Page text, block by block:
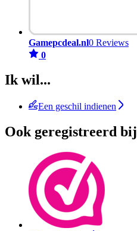
Gamepcdeal.nl0 Reviews
0
Ik wil...
Een geschil indienen
Ook geregistreerd bij